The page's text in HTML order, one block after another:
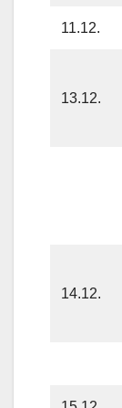
11.12.
13.12.
14.12.